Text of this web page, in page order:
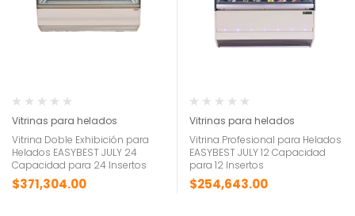
Vitrinas para helados
Vitrina Doble Exhibición para
Helados EASYBEST JULY 24
Capacidad para 24 Insertos
$371,304.00
Vitrinas para helados
Vitrina Profesional para Helados
EASYBEST JULY 12 Capacidad
para 12 Insertos
$254,643.00